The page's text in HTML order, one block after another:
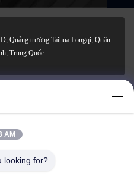
Quảng trường Taihua Longqi, Quận
Trung Quốc
AM
looking for?